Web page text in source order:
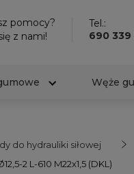
pomocy?
z nami!
Tel.:
690 339
Węże
do hydrauliki siłowej
2 L-610 M22x1,5 (DKL)